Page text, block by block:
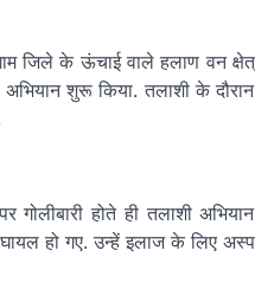
जिले के ऊंचाई वाले हलाण वन
शुरू किया. तलाशी के
होते ही तलाशी
घायल हो गए. उन्हें इलाज के लिए